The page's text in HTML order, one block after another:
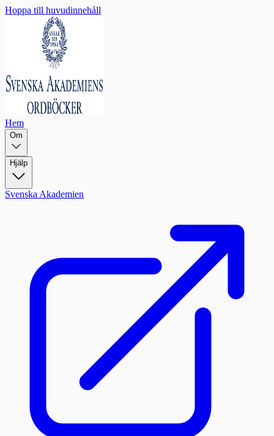
Hoppa till huvudinnehåll
Hem
Om
Hjälp
Svenska Akademien